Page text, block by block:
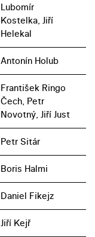
Lubomír
Kostelka, Jiří
Helekal
Antonín Holub
František Ringo
Čech, Petr
Novotný, Jiří Just
Petr Sitár
Boris Halmi
Daniel Fikejz
Jiří Kejř